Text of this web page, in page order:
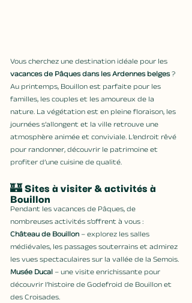
Vous cherchez une destination idéale pour les
vacances de Pâques dans les Ardennes belges ?
Au printemps, Bouillon est parfaite pour les
familles, les couples et les amoureux de la
nature. La végétation est en pleine floraison, les
journées s’allongent et la ville retrouve une
atmosphère animée et conviviale. L’endroit rêvé
pour randonner, découvrir le patrimoine et
profiter d’une cuisine de qualité.
🏰 Sites à visiter & activités à
Bouillon
Pendant les vacances de Pâques, de
nombreuses activités s’offrent à vous :
Château de Bouillon – explorez les salles
médiévales, les passages souterrains et admirez
les vues spectaculaires sur la vallée de la Semois.
Musée Ducal – une visite enrichissante pour
découvrir l’histoire de Godefroid de Bouillon et
des Croisades.